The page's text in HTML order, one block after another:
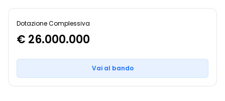
Dotazione Complessiva
€ 26.000.000
Vai al bando